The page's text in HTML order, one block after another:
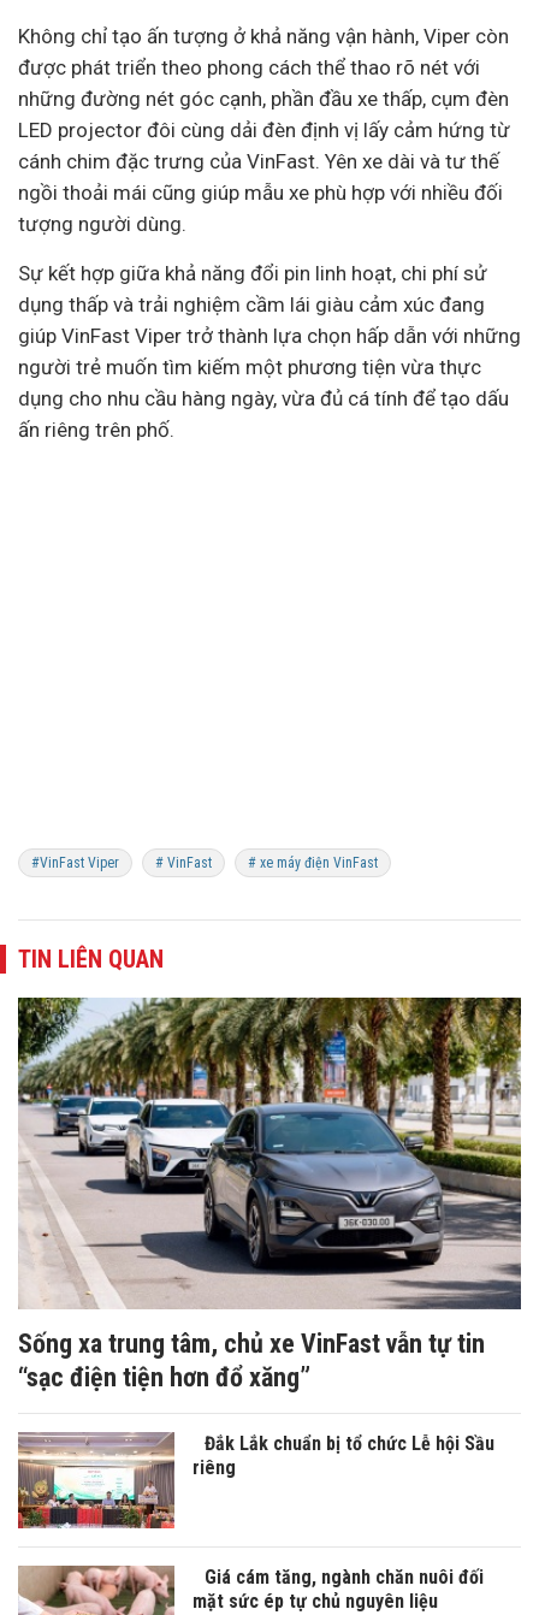
Không chỉ tạo ấn tượng ở khả năng vận hành, Viper còn
được phát triển theo phong cách thể thao rõ nét với
những đường nét góc cạnh, phần đầu xe thấp, cụm đèn
LED projector đôi cùng dải đèn định vị lấy cảm hứng từ
cánh chim đặc trưng của VinFast. Yên xe dài và tư thế
ngồi thoải mái cũng giúp mẫu xe phù hợp với nhiều đối
tượng người dùng.
Sự kết hợp giữa khả năng đổi pin linh hoạt, chi phí sử
dụng thấp và trải nghiệm cầm lái giàu cảm xúc đang
giúp VinFast Viper trở thành lựa chọn hấp dẫn với những
người trẻ muốn tìm kiếm một phương tiện vừa thực
dụng cho nhu cầu hàng ngày, vừa đủ cá tính để tạo dấu
ấn riêng trên phố.
#VinFast Viper # VinFast # xe máy điện VinFast
TIN LIÊN QUAN
Sống xa trung tâm, chủ xe VinFast vẫn tự tin
“sạc điện tiện hơn đổ xăng”
Đắk Lắk chuẩn bị tổ chức Lễ hội Sầu
riêng
Giá cám tăng, ngành chăn nuôi đối
mặt sức ép tự chủ nguyên liệu